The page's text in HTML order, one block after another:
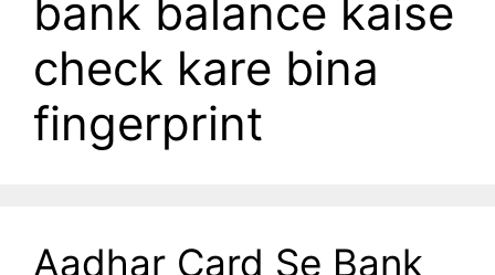
bank balance kaise
check kare bina
fingerprint
Aadhar Card Se Bank